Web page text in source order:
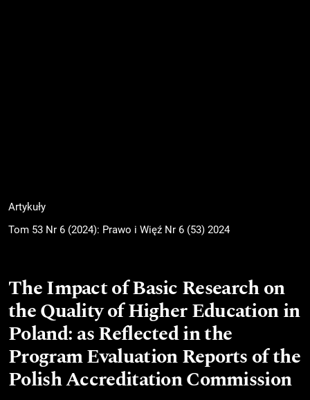
Artykuły
Tom 53 Nr 6 (2024): Prawo i Więź Nr 6 (53) 2024
The Impact of Basic Research on
the Quality of Higher Education in
Poland: as Reflected in the
Program Evaluation Reports of the
Polish Accreditation Commission